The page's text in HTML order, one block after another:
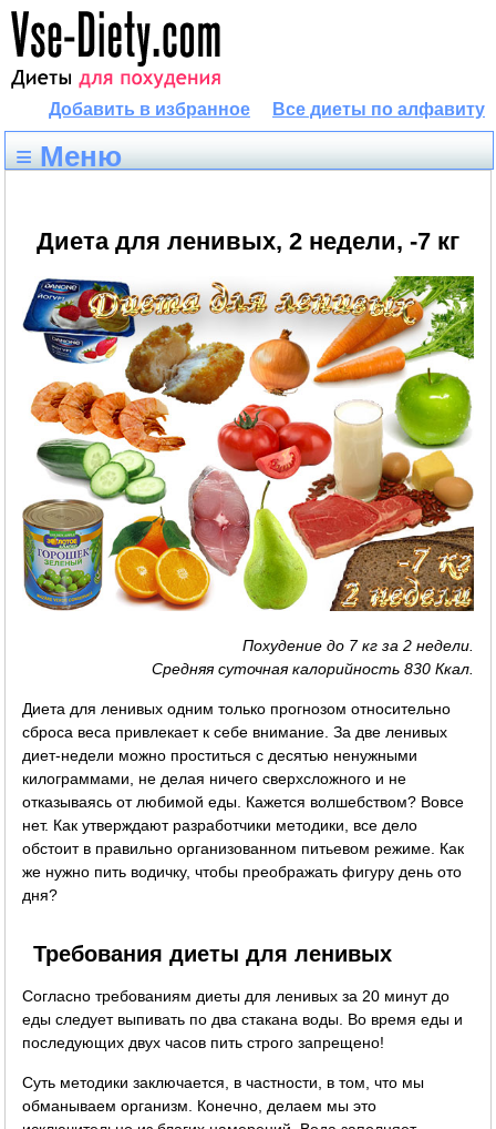
Все диеты по алфавиту
Добавить в избранное
≡ Меню
Диета для ленивых, 2 недели, -7 кг
Похудение до 7 кг за 2 недели.
Средняя суточная калорийность 830 Ккал.
Диета для ленивых одним только прогнозом относительно
сброса веса привлекает к себе внимание. За две ленивых
диет-недели можно проститься с десятью ненужными
килограммами, не делая ничего сверхсложного и не
отказываясь от любимой еды. Кажется волшебством? Вовсе
нет. Как утверждают разработчики методики, все дело
обстоит в правильно организованном питьевом режиме. Как
же нужно пить водичку, чтобы преображать фигуру день ото
дня?
Требования диеты для ленивых
Согласно требованиям диеты для ленивых за 20 минут до
еды следует выпивать по два стакана воды. Во время еды и
последующих двух часов пить строго запрещено!
Суть методики заключается, в частности, в том, что мы
обманываем организм. Конечно, делаем мы это